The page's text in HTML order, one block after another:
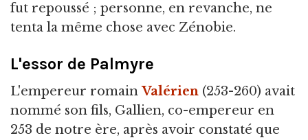
fut repoussé ; personne, en revanche, ne
tenta la même chose avec Zénobie.
L'essor de Palmyre
L'empereur romainValérien (253-260) avait
nommé son fils, Gallien, co-empereur en
253 de notre ère, après avoir constaté que